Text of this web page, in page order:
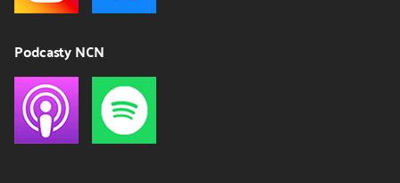
Podcasty NCN